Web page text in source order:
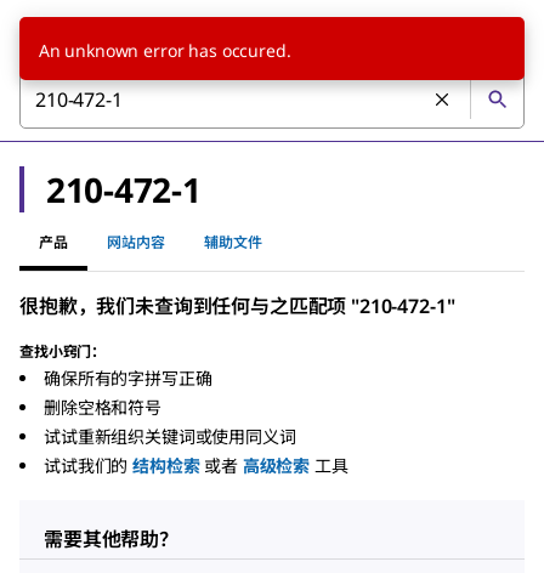
210-472-1
产品 网站内容 辅助文件
很抱歉，我们未查询到任何与之匹配项 "210-472-1"
查找小窍门：
确保所有的字拼写正确
删除空格和符号
试试重新组织关键词或使用同义词
试试我们的 结构检索 或者 高级检索 工具
需要其他帮助？
An unknown error has occured.